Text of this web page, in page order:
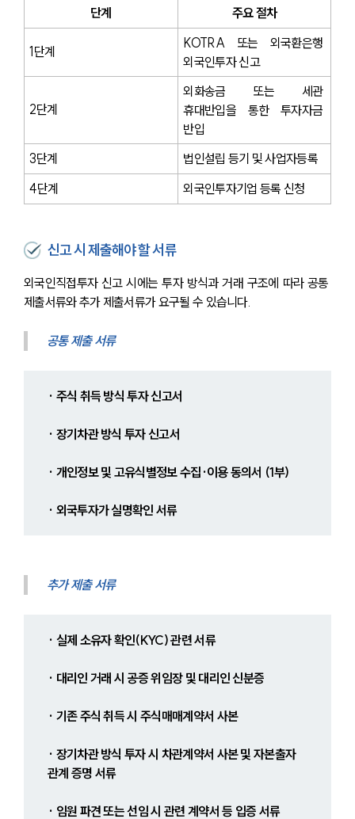
단계 주요 절차
1단계
KOTRA 또는 외국환은행
외국인투자 신고
2단계
외화송금 또는 세관
휴대반입을 통한 투자자금
반입
3단계
법인설립 등기 및 사업자등록
4단계
외국인투자기업 등록 신청
신고 시 제출해야 할 서류
외국인직접투자 신고 시에는 투자 방식과 거래 구조에 따라 공통
제출서류와 추가 제출서류가 요구될 수 있습니다.
공통 제출 서류
· 주식 취득 방식 투자 신고서
· 장기차관 방식 투자 신고서
· 개인정보 및 고유식별정보 수집·이용 동의서 (1부)
· 외국투자가 실명확인 서류
추가 제출 서류
· 실제 소유자 확인(KYC) 관련 서류
· 대리인 거래 시 공증 위임장 및 대리인 신분증
· 기존 주식 취득 시 주식매매계약서 사본
· 장기차관 방식 투자 시 차관계약서 사본 및 자본출자
관계 증명 서류
· 임원 파견 또는 선임 시 관련 계약서 등 입증 서류